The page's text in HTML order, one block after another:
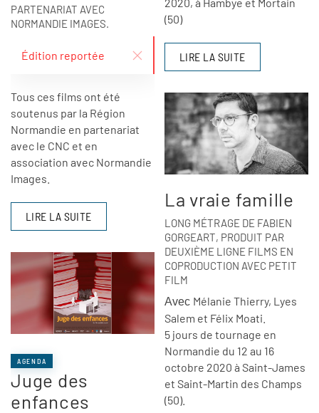
PARTENARIAT AVEC
NORMANDIE IMAGES.
Édition reportée
Tous ces films ont été
soutenus par la Région
Normandie en partenariat
avec le CNC et en
association avec Normandie
Images.
LIRE LA SUITE
AGENDA
Juge des
enfances
(50)
LIRE LA SUITE
La vraie famille
LONG MÉTRAGE DE FABIEN
GORGEART, PRODUIT PAR
DEUXIÈME LIGNE FILMS EN
COPRODUCTION AVEC PETIT
FILM
Avec Mélanie Thierry, Lyes
Salem et Félix Moati.
5 jours de tournage en
Normandie du 12 au 16
octobre 2020 à Saint-James
et Saint-Martin des Champs
(50).